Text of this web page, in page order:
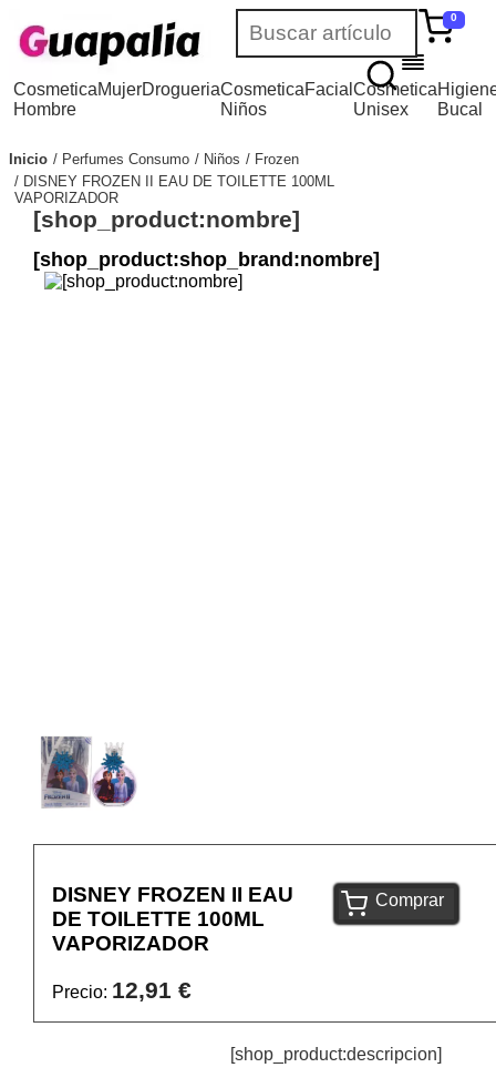
0
Cosmetica
Hombre
MujerDrogueriaCosmetica
Niños
FacialCosmetica
Unisex
Bucal
Inicio Perfumes Consumo Niños
Frozen
DISNEY FROZEN II EAU DE TOILETTE 100ML
VAPORIZADOR
[shop_product:nombre]
[shop_product:shop_brand:nombre]
DISNEY FROZEN II EAU
DE TOILETTE 100ML
VAPORIZADOR
Precio: 12,91 €
Comprar
[shop_product:descripcion]